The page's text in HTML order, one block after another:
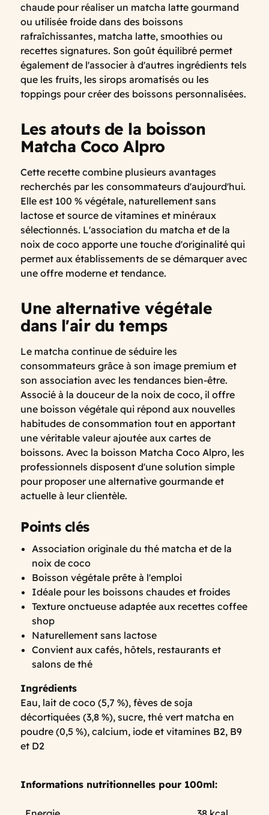
chaude pour réaliser un matcha latte gourmand
ou utilisée froide dans des boissons
rafraîchissantes, matcha latte, smoothies ou
recettes signatures. Son goût équilibré permet
également de l'associer à d'autres ingrédients tels
que les fruits, les sirops aromatisés ou les
toppings pour créer des boissons personnalisées.
Les atouts de la boisson
Matcha Coco Alpro
Cette recette combine plusieurs avantages
recherchés par les consommateurs d'aujourd'hui.
Elle est 100 % végétale, naturellement sans
lactose et source de vitamines et minéraux
sélectionnés. L'association du matcha et de la
noix de coco apporte une touche d'originalité qui
permet aux établissements de se démarquer avec
une offre moderne et tendance.
Une alternative végétale
dans l'air du temps
Le matcha continue de séduire les
consommateurs grâce à son image premium et
son association avec les tendances bien-être.
Associé à la douceur de la noix de coco, il offre
une boisson végétale qui répond aux nouvelles
habitudes de consommation tout en apportant
une véritable valeur ajoutée aux cartes de
boissons. Avec la boisson Matcha Coco Alpro, les
professionnels disposent d'une solution simple
pour proposer une alternative gourmande et
actuelle à leur clientèle.
Points clés
Association originale du thé matcha et de la
noix de coco
Boisson végétale prête à l'emploi
Idéale pour les boissons chaudes et froides
Texture onctueuse adaptée aux recettes coffee
shop
Naturellement sans lactose
Convient aux cafés, hôtels, restaurants et
salons de thé
Ingrédients
Eau, lait de coco (5,7 %), fèves de soja
décortiquées (3,8 %), sucre, thé vert matcha en
poudre (0,5 %), calcium, iode et vitamines B2, B9
et D2
Informations nutritionnelles pour 100ml: